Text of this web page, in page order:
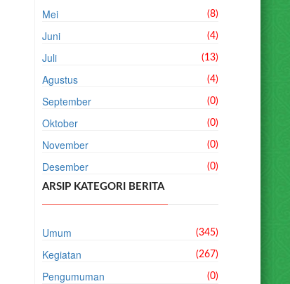
Mei (8)
Juni (4)
Juli (13)
Agustus (4)
September (0)
Oktober (0)
November (0)
Desember (0)
ARSIP KATEGORI BERITA
Umum (345)
Kegiatan (267)
Pengumuman (0)